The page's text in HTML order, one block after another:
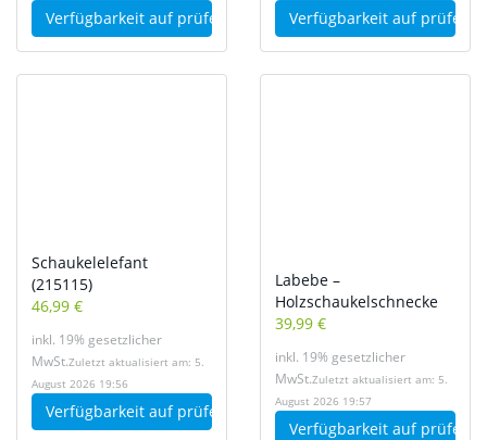
Verfügbarkeit auf prüfen Verfügbarkeit auf prüfen
Schaukelelefant
(215115)
46,99 €
inkl. 19% gesetzlicher
MwSt.Zuletzt aktualisiert am: 5.
August 2026 19:56
Verfügbarkeit auf prüfen
Labebe –
Holzschaukelschnecke
39,99 €
inkl. 19% gesetzlicher
MwSt.Zuletzt aktualisiert am: 5.
August 2026 19:57
Verfügbarkeit auf prüfen